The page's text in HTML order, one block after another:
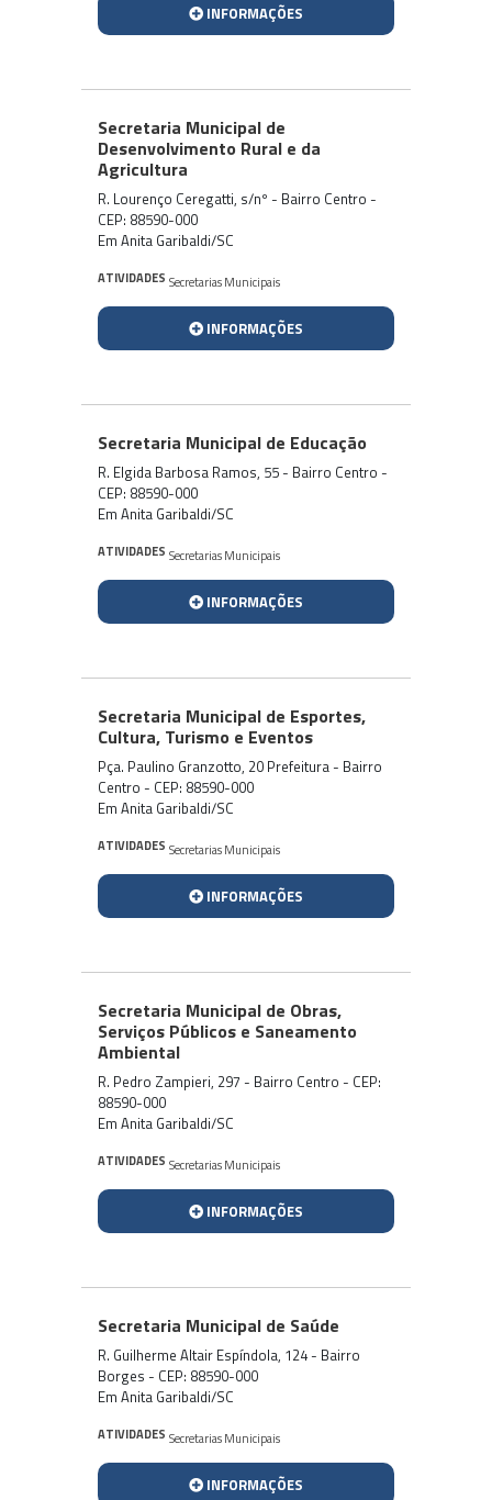
INFORMAÇÕES
Secretaria Municipal de
Desenvolvimento Rural e da
Agricultura
R. Lourenço Ceregatti, s/nº - Bairro Centro -
CEP: 88590-000
Em Anita Garibaldi/SC
ATIVIDADES Secretarias Municipais
INFORMAÇÕES
Secretaria Municipal de Educação
R. Elgida Barbosa Ramos, 55 - Bairro Centro -
CEP: 88590-000
Em Anita Garibaldi/SC
ATIVIDADES Secretarias Municipais
INFORMAÇÕES
Secretaria Municipal de Esportes,
Cultura, Turismo e Eventos
Pça. Paulino Granzotto, 20 Prefeitura - Bairro
Centro - CEP: 88590-000
Em Anita Garibaldi/SC
ATIVIDADES Secretarias Municipais
INFORMAÇÕES
Secretaria Municipal de Obras,
Serviços Públicos e Saneamento
Ambiental
R. Pedro Zampieri, 297 - Bairro Centro - CEP:
88590-000
Em Anita Garibaldi/SC
ATIVIDADES Secretarias Municipais
INFORMAÇÕES
Secretaria Municipal de Saúde
R. Guilherme Altair Espíndola, 124 - Bairro
Borges - CEP: 88590-000
Em Anita Garibaldi/SC
ATIVIDADES Secretarias Municipais
INFORMAÇÕES